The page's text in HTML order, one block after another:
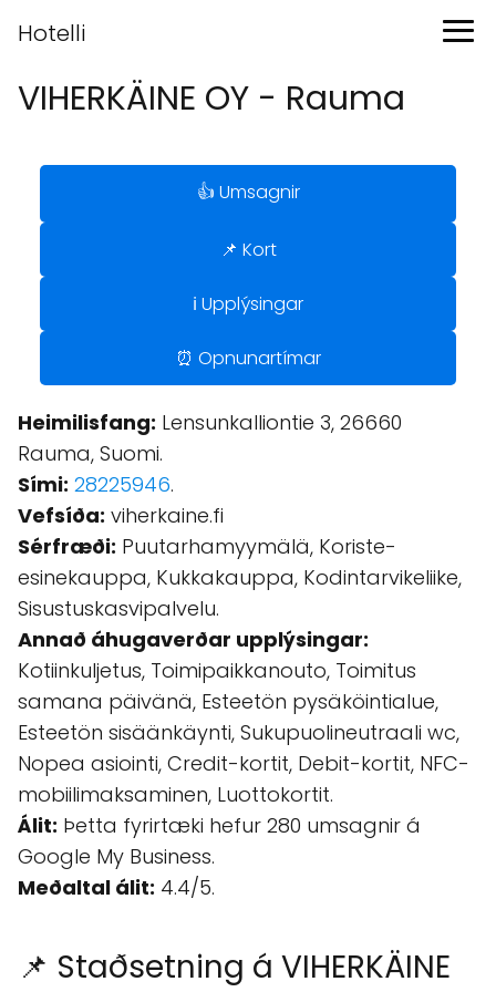
Hotelli
VIHERKÄINE OY - Rauma
👍 Umsagnir
📌 Kort
ℹ️ Upplýsingar
⏰ Opnunartímar
Heimilisfang: Lensunkalliontie 3, 26660
Rauma, Suomi.
Sími: 28225946.
Vefsíða: viherkaine.fi
Sérfræði: Puutarhamyymälä, Koriste-
esinekauppa, Kukkakauppa, Kodintarvikeliike,
Sisustuskasvipalvelu.
Annað áhugaverðar upplýsingar:
Kotiinkuljetus, Toimipaikkanouto, Toimitus
samana päivänä, Esteetön pysäköintialue,
Esteetön sisäänkäynti, Sukupuolineutraali wc,
Nopea asiointi, Credit-kortit, Debit-kortit, NFC-
mobiilimaksaminen, Luottokortit.
Álit: Þetta fyrirtæki hefur 280 umsagnir á
Google My Business.
Meðaltal álit: 4.4/5.
📌 Staðsetning á VIHERKÄINE